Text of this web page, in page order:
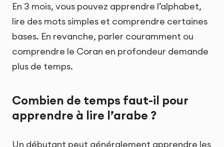
En 3 mois, vous pouvez apprendre l’alphabet,
lire des mots simples et comprendre certaines
bases. En revanche, parler couramment ou
comprendre le Coran en profondeur demande
plus de temps.
Combien de temps faut-il pour
apprendre à lire l’arabe ?
Un débutant peut généralement apprendre les